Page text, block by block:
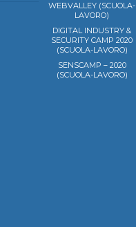
WEBVALLEY (SCUOLA-
LAVORO)
DIGITAL INDUSTRY &
SECURITY CAMP 2020
(SCUOLA-LAVORO)
SENSCAMP – 2020
(SCUOLA-LAVORO)